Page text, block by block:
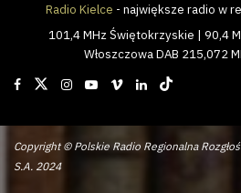
Radio Kielce - największe radio w
101,4 MHz Świętokrzyskie | 90,4
Włoszczowa DAB 215,072
Copyright © Polskie Radio Regionalna
S.A. 2024